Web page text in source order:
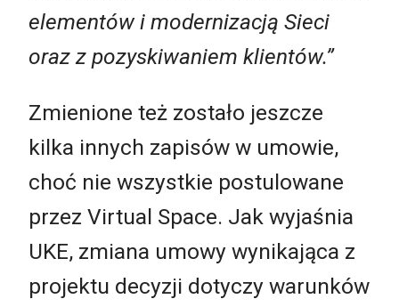
elementów i modernizacją Sieci
oraz z pozyskiwaniem klientów.”
Zmienione też zostało jeszcze
kilka innych zapisów w umowie,
choć nie wszystkie postulowane
przez Virtual Space. Jak wyjaśnia
UKE, zmiana umowy wynikająca z
projektu decyzji dotyczy warunków